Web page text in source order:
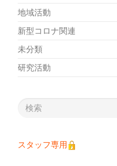
地域活動
新型コロナ関連
未分類
研究活動
スタッフ専用